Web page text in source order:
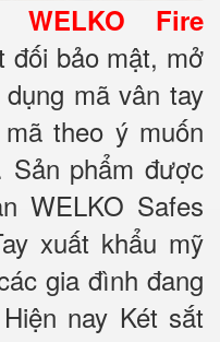
Fire
đối bảo mật, mở
mã vân tay
theo ý muốn
phẩm được
WELKO Safes
xuất khẩu mỹ
gia đình đang
nay Két sắt